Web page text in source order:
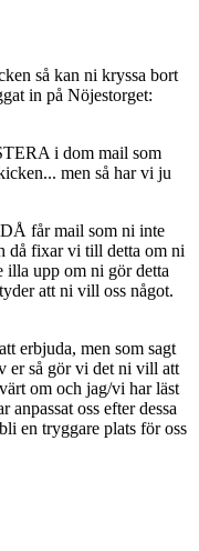
så kan ni kryssa bort
in på Nöjestorget:
i dom mail som
men så har vi ju
får mail som ni inte
då fixar vi till detta om ni
illa upp om ni gör detta
att ni vill oss något.
erbjuda, men som sagt
er så gör vi det ni vill att
om och jag/vi har läst
oss efter dessa
en tryggare plats för oss